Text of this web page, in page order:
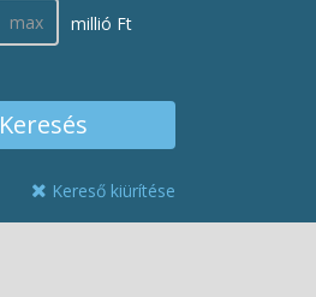
millió Ft
Keresés
Kereső kiürítése